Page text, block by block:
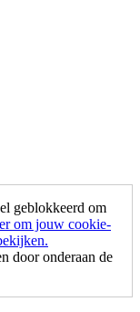
geblokkeerd om
om jouw cookie-
door onderaan de